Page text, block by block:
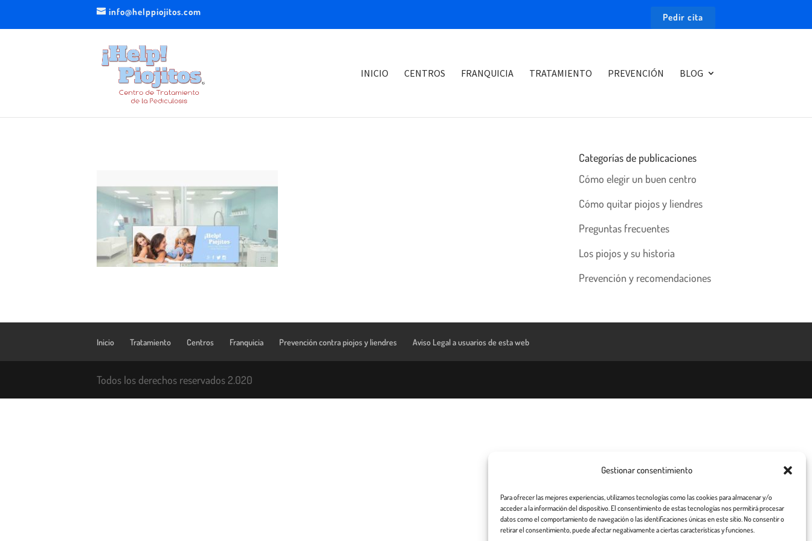
Gestionar consentimiento
Para ofrecer las mejores experiencias, utilizamos tecnologías como las cookies para almacenar y/o
acceder a la información del dispositivo. El consentimiento de estas tecnologías nos permitirá procesar
datos como el comportamiento de navegación o las identificaciones únicas en este sitio. No consentir o
retirar el consentimiento, puede afectar negativamente a ciertas características y funciones.
info@helppiojitos.com Pedir cita
INICIO CENTROS FRANQUICIA TRATAMIENTO PREVENCIÓN BLOG
Categorías de publicaciones
Cómo elegir un buen centro
Cómo quitar piojos y liendres
Preguntas frecuentes
Los piojos y su historia
Prevención y recomendaciones
Inicio Tratamiento Centros Franquicia Prevención contra piojos y liendres Aviso Legal a usuarios de esta web
Todos los derechos reservados 2.020